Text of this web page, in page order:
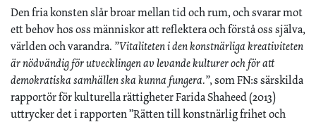
Den fria konsten slår broar mellan tid och rum, och svarar mot
ett behov hos oss människor att reflektera och förstå oss själva,
världen och varandra. ”Vitaliteten i den konstnärliga kreativiteten
är nödvändig för utvecklingen av levande kulturer och för att
demokratiska samhällen ska kunna fungera.”, som FN:s särskilda
rapportör för kulturella rättigheter Farida Shaheed (2013)
uttrycker det i rapporten ”Rätten till konstnärlig frihet och